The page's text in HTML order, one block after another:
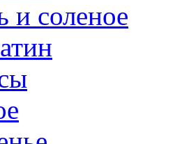
и соленое